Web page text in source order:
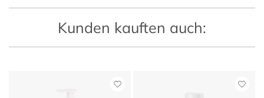
Kunden kauften auch: